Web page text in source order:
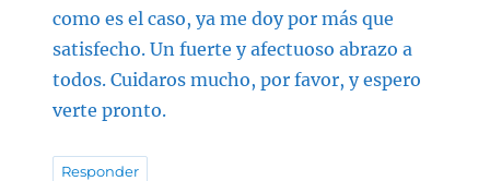
como es el caso, ya me doy por más que
satisfecho. Un fuerte y afectuoso abrazo a
todos. Cuidaros mucho, por favor, y espero
verte pronto.
Responder